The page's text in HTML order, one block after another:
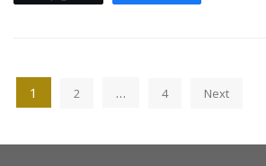
1 2 … 4 Next